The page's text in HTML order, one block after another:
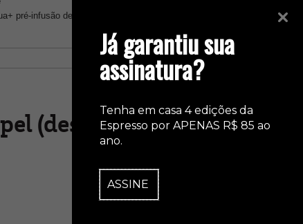
Já garantiu sua
assinatura?
Tenha em casa 4 edições da
Espresso por APENAS R$ 85 ao
ano.
ASSINE
pré-infusão de 30 segundos
(desde 1908)
Coluna Café por
por
Especiais
Análisepor Caio
por